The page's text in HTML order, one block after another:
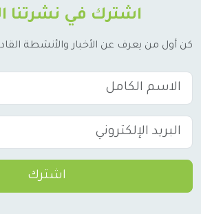
اشترك في نشرتنا
كن أول من يعرف عن الأخبار والأنشطة
اشترك